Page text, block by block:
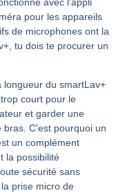
avec l'appli
pour les appareils
de microphones ont la
tu dois te procurer un
longueur du smartLav+
court pour le
et garder une
C'est pourquoi un
un complément
la possibilité
sécurité sans
prise micro de